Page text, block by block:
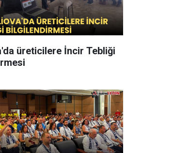
üreticilere İncir Tebliği